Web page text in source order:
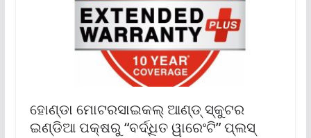
ହୋଣ୍ଡା ମୋଟରସାଇକଲ୍ ଆଣ୍ଡ୍ ସ୍କୁଟର
ଇଣ୍ଡିଆ ପକ୍ଷରୁ “ବର୍ଦ୍ଧିତ ୱାରେଂଟି” ପ୍ଲସ୍